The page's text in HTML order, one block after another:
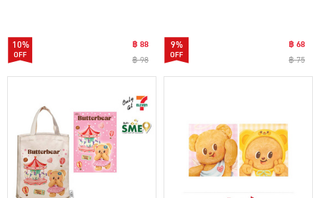
10%
฿ 88
฿ 98
9%
฿ 68
฿ 75